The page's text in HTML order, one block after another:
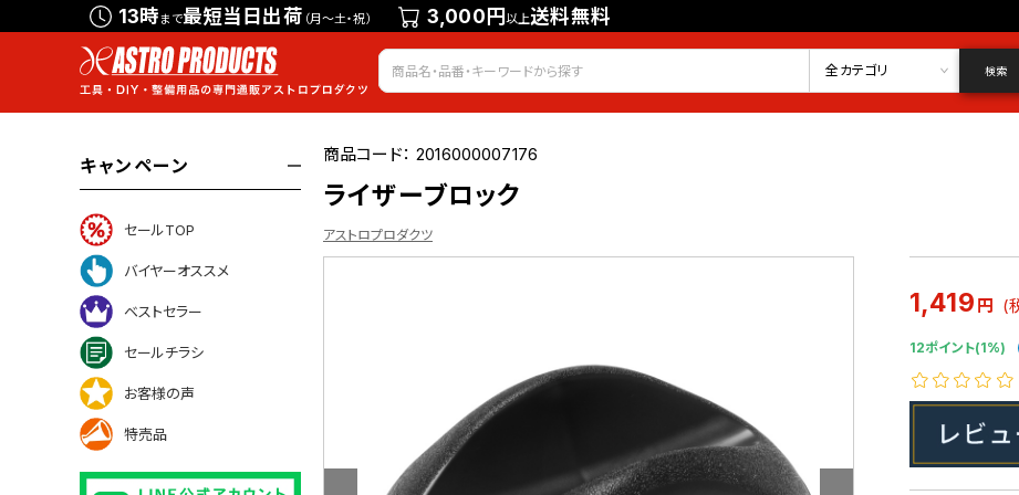
13時まで最短当日出荷 （月～土・祝） 3,000円以上送料無料
会員登録 ログイン お気に入り
全カテゴリ 検索
キャンペーン
セールTOP
バイヤーオススメ
ベストセラー
セールチラシ
お客様の声
特売品
商品コード：2016000007176
ライザーブロック
アストロプロダクツ
1,419 円 (
12ポイント(1%)